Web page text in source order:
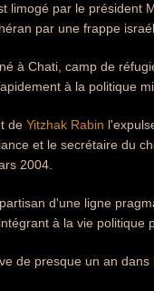
limogé par le président
par une frappe
à Chati, camp de
à la politique
de Yitzhak Rabin
et le secrétaire du
2004.
d'une ligne
à la vie politique
de presque un an